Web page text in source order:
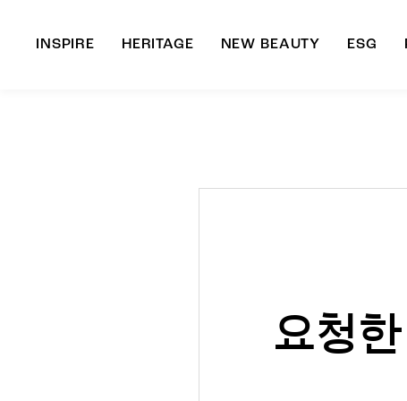
INSPIRE HERITAGE NEW BEAUTY ESG
요청